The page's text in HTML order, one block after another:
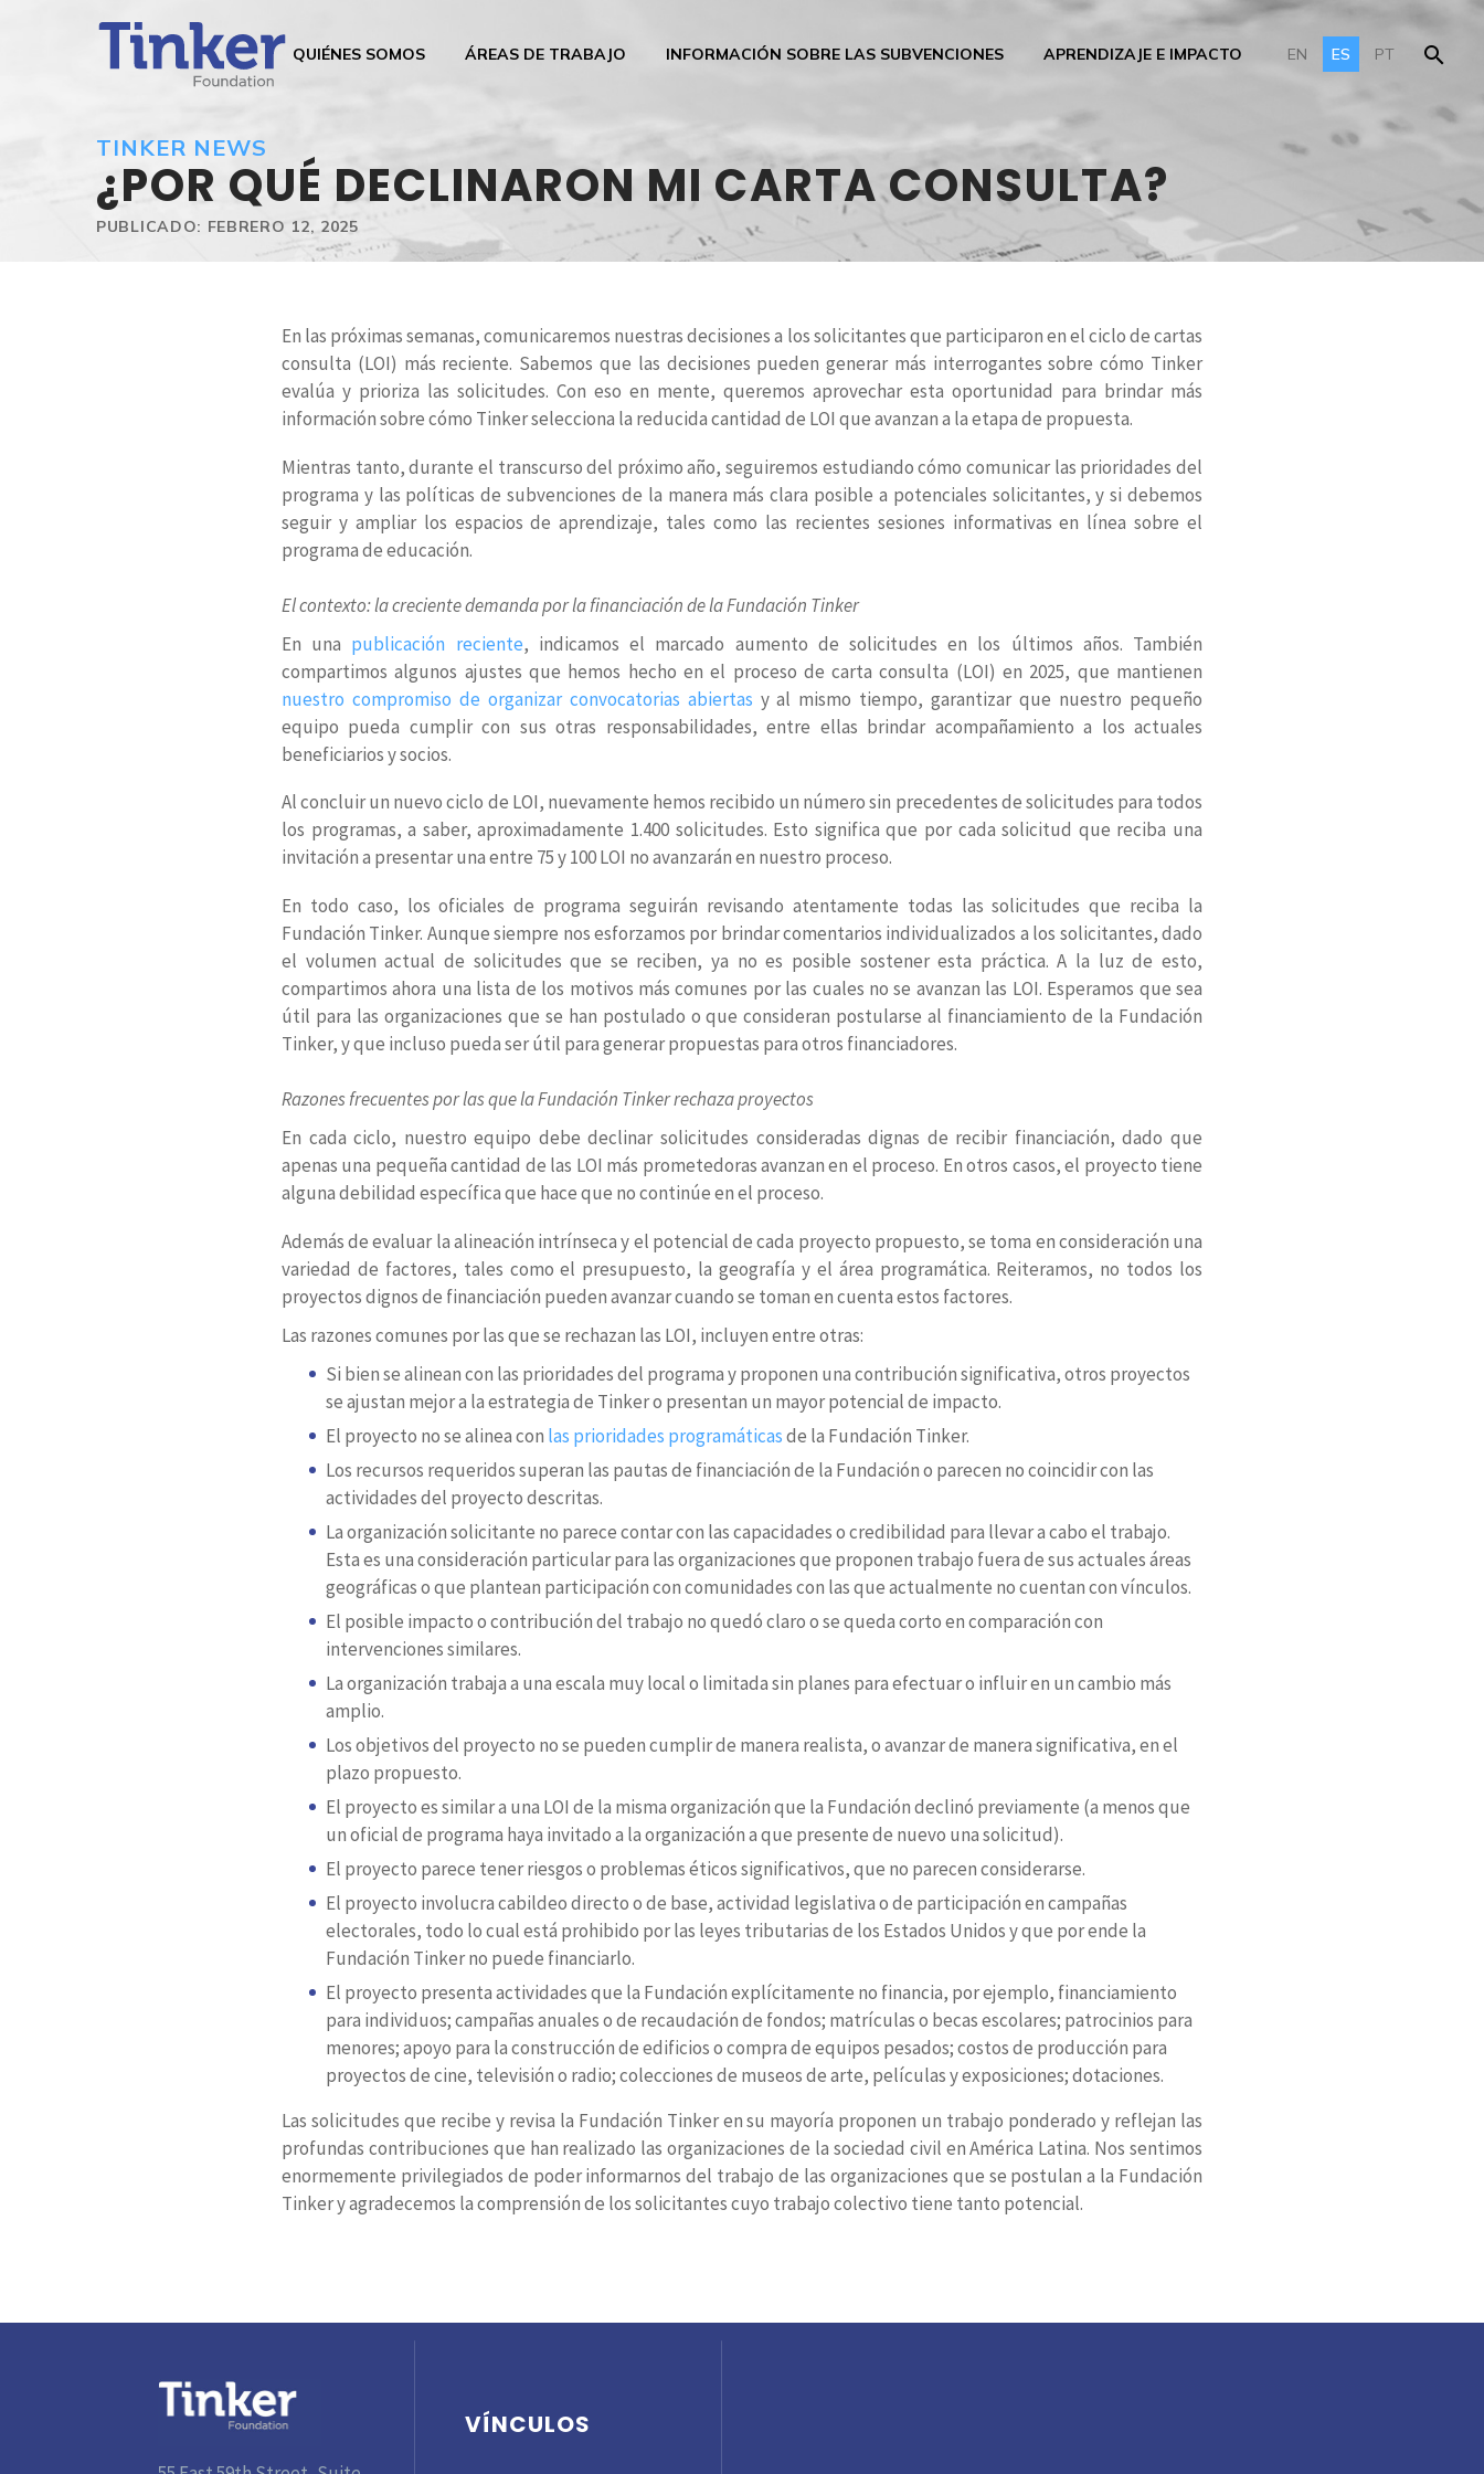
QUIÉNES SOMOS ÁREAS DE TRABAJO INFORMACIÓN SOBRE LAS SUBVENCIONES APRENDIZAJE E IMPACTO EN ES PT
TINKER NEWS
¿POR QUÉ DECLINARON MI CARTA CONSULTA?
PUBLICADO: FEBRERO 12, 2025
En las próximas semanas, comunicaremos nuestras decisiones a los solicitantes que participaron en el ciclo de cartas
consulta (LOI) más reciente. Sabemos que las decisiones pueden generar más interrogantes sobre cómo Tinker
evalúa y prioriza las solicitudes. Con eso en mente, queremos aprovechar esta oportunidad para brindar más
información sobre cómo Tinker selecciona la reducida cantidad de LOI que avanzan a la etapa de propuesta.
Mientras tanto, durante el transcurso del próximo año, seguiremos estudiando cómo comunicar las prioridades del
programa y las políticas de subvenciones de la manera más clara posible a potenciales solicitantes, y si debemos
seguir y ampliar los espacios de aprendizaje, tales como las recientes sesiones informativas en línea sobre el
programa de educación.
El contexto: la creciente demanda por la financiación de la Fundación Tinker
En una publicación reciente, indicamos el marcado aumento de solicitudes en los últimos años. También
compartimos algunos ajustes que hemos hecho en el proceso de carta consulta (LOI) en 2025, que mantienen
nuestro compromiso de organizar convocatorias abiertas y al mismo tiempo, garantizar que nuestro pequeño
equipo pueda cumplir con sus otras responsabilidades, entre ellas brindar acompañamiento a los actuales
beneficiarios y socios.
Al concluir un nuevo ciclo de LOI, nuevamente hemos recibido un número sin precedentes de solicitudes para todos
los programas, a saber, aproximadamente 1.400 solicitudes. Esto significa que por cada solicitud que reciba una
invitación a presentar una entre 75 y 100 LOI no avanzarán en nuestro proceso.
En todo caso, los oficiales de programa seguirán revisando atentamente todas las solicitudes que reciba la
Fundación Tinker. Aunque siempre nos esforzamos por brindar comentarios individualizados a los solicitantes, dado
el volumen actual de solicitudes que se reciben, ya no es posible sostener esta práctica. A la luz de esto,
compartimos ahora una lista de los motivos más comunes por las cuales no se avanzan las LOI. Esperamos que sea
útil para las organizaciones que se han postulado o que consideran postularse al financiamiento de la Fundación
Tinker, y que incluso pueda ser útil para generar propuestas para otros financiadores.
Razones frecuentes por las que la Fundación Tinker rechaza proyectos
En cada ciclo, nuestro equipo debe declinar solicitudes consideradas dignas de recibir financiación, dado que
apenas una pequeña cantidad de las LOI más prometedoras avanzan en el proceso. En otros casos, el proyecto tiene
alguna debilidad específica que hace que no continúe en el proceso.
Además de evaluar la alineación intrínseca y el potencial de cada proyecto propuesto, se toma en consideración una
variedad de factores, tales como el presupuesto, la geografía y el área programática. Reiteramos, no todos los
proyectos dignos de financiación pueden avanzar cuando se toman en cuenta estos factores.
Las razones comunes por las que se rechazan las LOI, incluyen entre otras:
Si bien se alinean con las prioridades del programa y proponen una contribución significativa, otros proyectos
se ajustan mejor a la estrategia de Tinker o presentan un mayor potencial de impacto.
El proyecto no se alinea con las prioridades programáticasde la Fundación Tinker.
Los recursos requeridos superan las pautas de financiación de la Fundación o parecen no coincidir con las
actividades del proyecto descritas.
La organización solicitante no parece contar con las capacidades o credibilidad para llevar a cabo el trabajo.
Esta es una consideración particular para las organizaciones que proponen trabajo fuera de sus actuales áreas
geográficas o que plantean participación con comunidades con las que actualmente no cuentan con vínculos.
El posible impacto o contribución del trabajo no quedó claro o se queda corto en comparación con
intervenciones similares.
La organización trabaja a una escala muy local o limitada sin planes para efectuar o influir en un cambio más
amplio.
Los objetivos del proyecto no se pueden cumplir de manera realista, o avanzar de manera significativa, en el
plazo propuesto.
El proyecto es similar a una LOI de la misma organización que la Fundación declinó previamente (a menos que
un oficial de programa haya invitado a la organización a que presente de nuevo una solicitud).
El proyecto parece tener riesgos o problemas éticos significativos, que no parecen considerarse.
El proyecto involucra cabildeo directo o de base, actividad legislativa o de participación en campañas
electorales, todo lo cual está prohibido por las leyes tributarias de los Estados Unidos y que por ende la
Fundación Tinker no puede financiarlo.
El proyecto presenta actividades que la Fundación explícitamente no financia, por ejemplo, financiamiento
para individuos; campañas anuales o de recaudación de fondos; matrículas o becas escolares; patrocinios para
menores; apoyo para la construcción de edificios o compra de equipos pesados; costos de producción para
proyectos de cine, televisión o radio; colecciones de museos de arte, películas y exposiciones; dotaciones.
Las solicitudes que recibe y revisa la Fundación Tinker en su mayoría proponen un trabajo ponderado y reflejan las
profundas contribuciones que han realizado las organizaciones de la sociedad civil en América Latina. Nos sentimos
enormemente privilegiados de poder informarnos del trabajo de las organizaciones que se postulan a la Fundación
Tinker y agradecemos la comprensión de los solicitantes cuyo trabajo colectivo tiene tanto potencial.
VÍNCULOS